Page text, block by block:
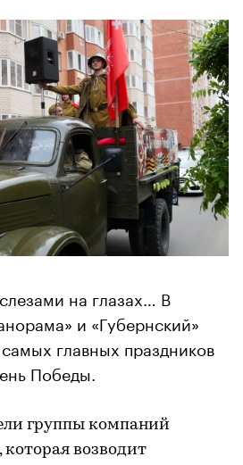
на глазах… В
и «Губернский»
главных праздников
Победы.
группы компаний
возводит